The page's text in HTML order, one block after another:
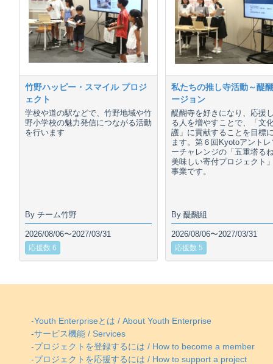
竹野ハッピー・スマイル プロジ
ェクト
学校や道の駅などで、竹野地域や竹
野小学校の魅力発信につながる活動
を行います
By チーム竹野
2026/08/06〜2027/03/31
応援数 6
私たちの推し寺活動～醍
ージョン
醍醐寺を好きになり、応援
る人を増やすことで、「文
護」に貢献することを目標
ます。第６回Kyotoアント
ーチャレンジの「五重塔る
美味しい寄付プロジェクト
事業です。
By 醍醐組
2026/08/06〜2027/03/31
応援数 5
-Youth Enterpriseとは / About Youth Enterprise
-サービス機能 / Services
-プロジェクトを登録するには / How to become a member
-プロジェクトを応援するには / How to support a project